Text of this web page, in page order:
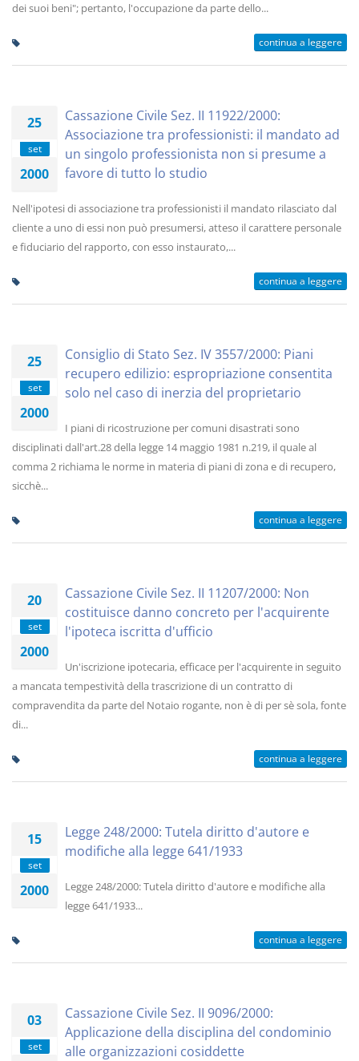
dei suoi beni"; pertanto, l'occupazione da parte dello...
continua a leggere
25
set
2000
Cassazione Civile Sez. II 11922/2000:
Associazione tra professionisti: il mandato ad
un singolo professionista non si presume a
favore di tutto lo studio
Nell'ipotesi di associazione tra professionisti il mandato rilasciato dal
cliente a uno di essi non può presumersi, atteso il carattere personale
e fiduciario del rapporto, con esso instaurato,...
continua a leggere
25
set
2000
Consiglio di Stato Sez. IV 3557/2000: Piani
recupero edilizio: espropriazione consentita
solo nel caso di inerzia del proprietario
I piani di ricostruzione per comuni disastrati sono
disciplinati dall'art.28 della legge 14 maggio 1981 n.219, il quale al
comma 2 richiama le norme in materia di piani di zona e di recupero,
sicchè...
continua a leggere
20
set
2000
Cassazione Civile Sez. II 11207/2000: Non
costituisce danno concreto per l'acquirente
l'ipoteca iscritta d'ufficio
Un'iscrizione ipotecaria, efficace per l'acquirente in seguito
a mancata tempestività della trascrizione di un contratto di
compravendita da parte del Notaio rogante, non è di per sè sola, fonte
di...
continua a leggere
15
set
2000
Legge 248/2000: Tutela diritto d'autore e
modifiche alla legge 641/1933
Legge 248/2000: Tutela diritto d'autore e modifiche alla
legge 641/1933...
continua a leggere
03
set
Cassazione Civile Sez. II 9096/2000:
Applicazione della disciplina del condominio
alle organizzazioni cosiddette